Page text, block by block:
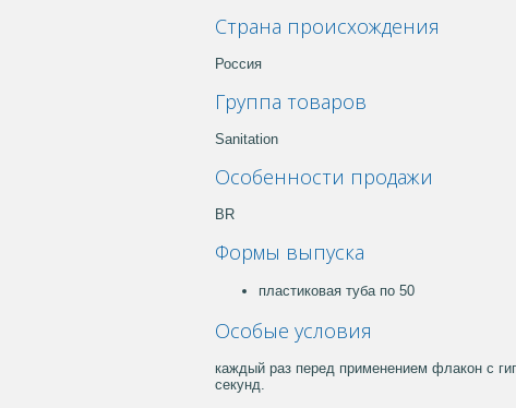
Страна происхождения
Россия
Группа товаров
Sanitation
Особенности продажи
BR
Формы выпуска
пластиковая туба по 50
Особые условия
каждый раз перед применением флакон с
секунд.